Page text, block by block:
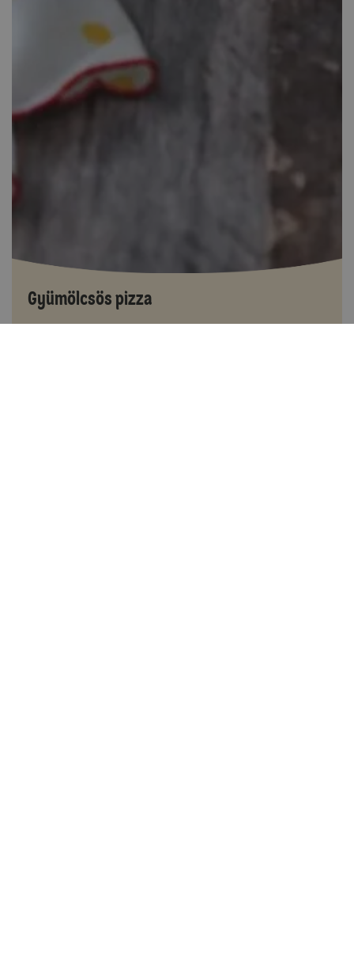
Gyümölcsös pizza